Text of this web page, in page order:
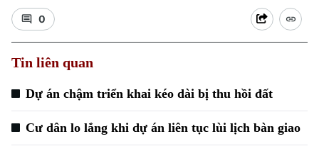
0
Tin liên quan
Dự án chậm triển khai kéo dài bị thu hồi đất
Cư dân lo lắng khi dự án liên tục lùi lịch bàn giao